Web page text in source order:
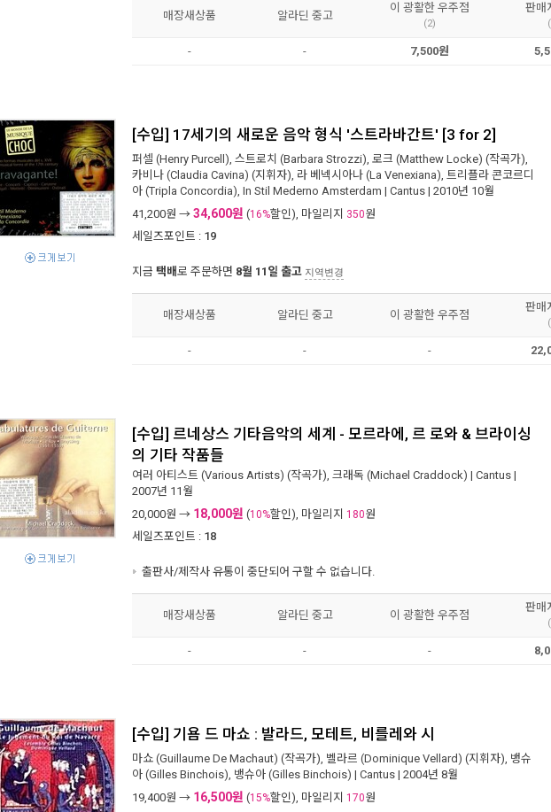
매장새상품 알라딘 중고
이 광활한 우주점
(2)
판매
- - 7,500원
[수입] 17세기의 새로운 음악 형식 '스트라바간트' [3 for 2]
퍼셀 (Henry Purcell), 스트로치 (Barbara Strozzi), 로크 (Matthew Locke) (작곡가),
카비나 (Claudia Cavina) (지휘자), 라 베넥시아나 (La Venexiana), 트리플라 콘코르디
아 (Tripla Concordia), In Stil Mederno Amsterdam | Cantus | 2010년 10월
41,200원 → 34,600원 (16%할인), 마일리지 350원
세일즈포인트 : 19
지금 택배로 주문하면 8월 11일 출고 지역변경
매장새상품 알라딘 중고 이 광활한 우주점
판매
- - -
[수입] 르네상스 기타음악의 세계 - 모르라에, 르 로와 & 브라이싱
의 기타 작품들
여러 아티스트 (Various Artists) (작곡가), 크래독 (Michael Craddock) | Cantus |
2007년 11월
20,000원 → 18,000원 (10%할인), 마일리지 180원
세일즈포인트 : 18
출판사/제작사 유통이 중단되어 구할 수 없습니다.
매장새상품 알라딘 중고 이 광활한 우주점
판매
- - -
[수입] 기욤 드 마쇼 : 발라드, 모테트, 비를레와 시
마쇼 (Guillaume De Machaut) (작곡가), 벨라르 (Dominique Vellard) (지휘자), 뱅슈
아 (Gilles Binchois), 뱅슈아 (Gilles Binchois) | Cantus | 2004년 8월
19,400원 → 16,500원 (15%할인), 마일리지 170원